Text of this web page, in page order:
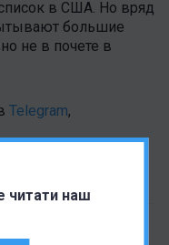
читати наш
в США. Но вряд
большие
не в почете в
Telegram,